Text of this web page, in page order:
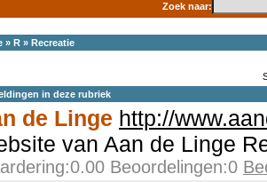
Zoek naar:
» R » Recreatie
in deze rubriek
de Linge http://
van Aan de Linge
Beoordelingen:0